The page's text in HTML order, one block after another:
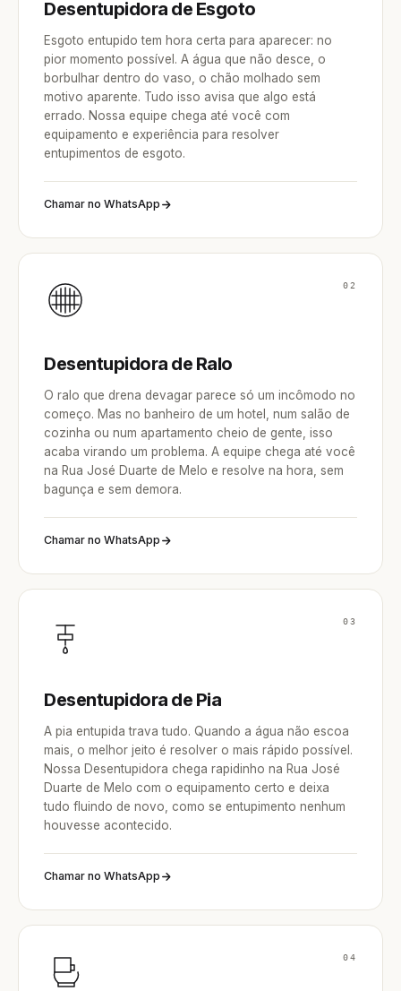
Desentupidora de Esgoto
Esgoto entupido tem hora certa para aparecer: no
pior momento possível. A água que não desce, o
borbulhar dentro do vaso, o chão molhado sem
motivo aparente. Tudo isso avisa que algo está
errado. Nossa equipe chega até você com
equipamento e experiência para resolver
entupimentos de esgoto.
Chamar no WhatsApp
02
Desentupidora de Ralo
O ralo que drena devagar parece só um incômodo no
começo. Mas no banheiro de um hotel, num salão de
cozinha ou num apartamento cheio de gente, isso
acaba virando um problema. A equipe chega até você
na Rua José Duarte de Melo e resolve na hora, sem
bagunça e sem demora.
Chamar no WhatsApp
03
Desentupidora de Pia
A pia entupida trava tudo. Quando a água não escoa
mais, o melhor jeito é resolver o mais rápido possível.
Nossa Desentupidora chega rapidinho na Rua José
Duarte de Melo com o equipamento certo e deixa
tudo fluindo de novo, como se entupimento nenhum
houvesse acontecido.
Chamar no WhatsApp
04